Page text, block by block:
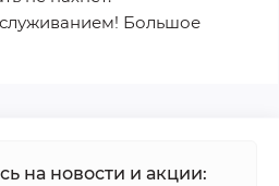
Большое
на новости и акции: